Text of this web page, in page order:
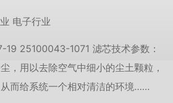
电子行业
19 25100043-1071 滤芯技术参数：
，用以去除空气中细小的尘土颗粒，
而给系统一个相对清洁的环境……